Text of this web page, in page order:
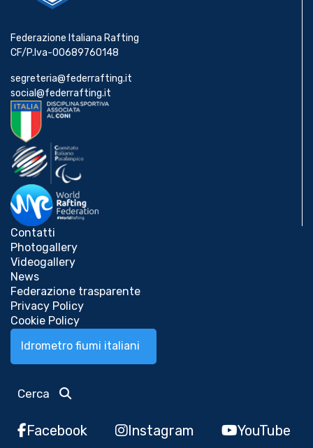
Federazione Italiana Rafting
CF/P.Iva-00689760148
segreteria@federrafting.it
social@federrafting.it
Contatti
Photogallery
Videogallery
News
Federazione trasparente
Privacy Policy
Cookie Policy
Idrometro fiumi italiani
Cerca
Facebook Instagram YouTube